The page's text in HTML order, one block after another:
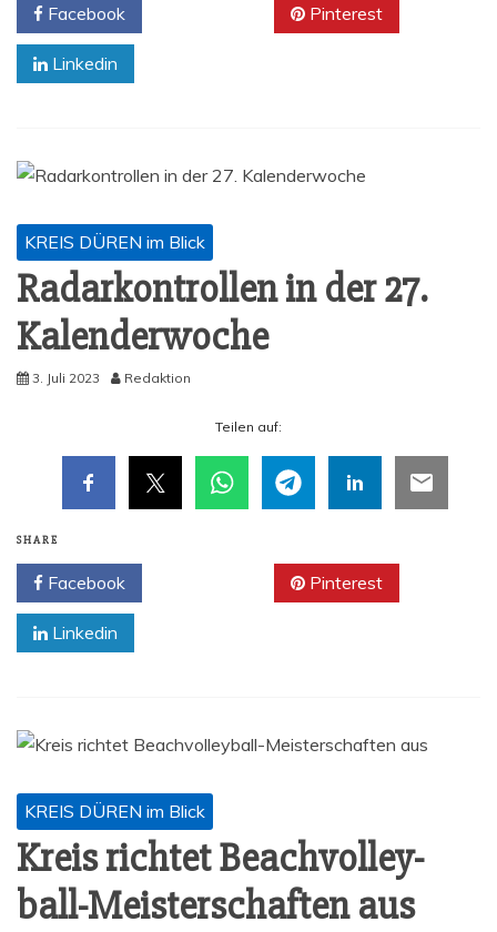
Facebook Pinterest
Linkedin
KREIS DÜREN im Blick
Radar­kon­trol­len in der 27.
Kalenderwoche
3. Juli 2023 Redaktion
Tei­len auf:
SHARE
Facebook Pinterest
Linkedin
KREIS DÜREN im Blick
Kreis rich­tet Beach­vol­ley­
ball-Meis­ter­schaf­ten aus